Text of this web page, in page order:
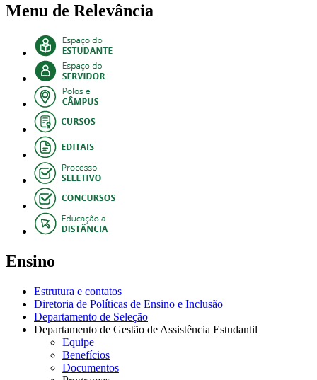
Menu de Relevância
Ensino
Estrutura e contatos
Diretoria de Políticas de Ensino e Inclusão
Departamento de Seleção
Departamento de Gestão de Assistência Estudantil
Equipe
Benefícios
Documentos